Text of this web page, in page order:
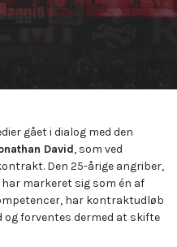
gået i dialog med den
David, som ved
Den 25-årige angriber,
markeret sig som én af
har kontraktudløb
og forventes dermed at skifte